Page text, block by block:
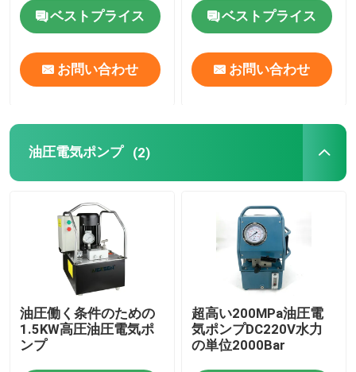
家へ
製品
ビデオ
わたしたち に つい て
工場 ツアー
ベストプライス
お問い合わせ
ベストプライス
お問い合わせ
油圧電気ポンプ (2)
油圧働く条件のための
1.5KW高圧油圧電気ポ
ンプ
超高い200MPa油圧電
気ポンプDC220V水力
の単位2000Bar